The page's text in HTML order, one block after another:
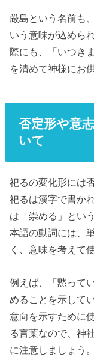
厳島という名前も
いう意味が込めら
際にも、「いつき
を清めて神様にお
否定形や意
いて
祀るの変化形には
祀るは漢字で書か
は「崇める」とい
本語の動詞には、
く、意味を考えて
例えば、「黙って
めることを示して
意向を示すために
る言葉なので、神
に注意しましょう。